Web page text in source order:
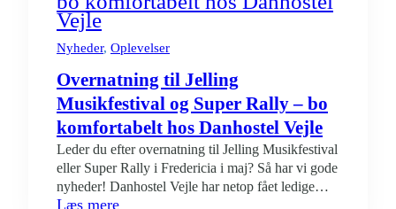
opleve
uden
Nyheder, Oplevelser
Overnatning til Jelling
Musikfestival og Super Rally – bo
komfortabelt hos Danhostel Vejle
Leder du efter overnatning til Jelling Musikfestival
eller Super Rally i Fredericia i maj? Så har vi gode
nyheder! Danhostel Vejle har netop fået ledige
værelser i perioden 21.–24. maj. Dermed kan du
Læs mere: